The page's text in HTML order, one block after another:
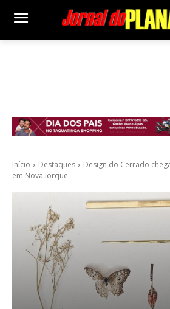
Início Destaques
Design do Cerrado
em Nova Iorque